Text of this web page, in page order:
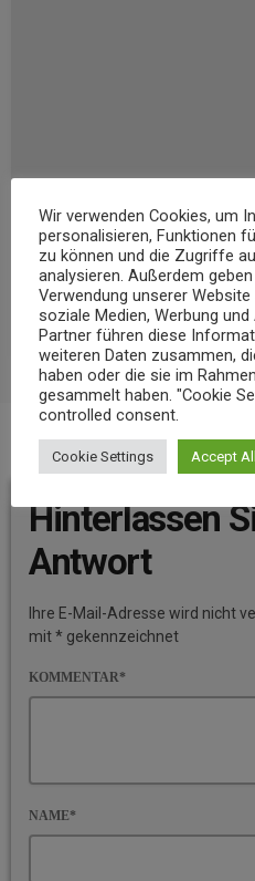
NEWS
Niedrigwasser belastet Gewässer
today 7. AUGUST 2026 9
BEITRAGS-KOMMENTARE (0)
Hinterlassen
Antwort
Ihre E-Mail-Adresse wird nicht
mit * gekennzeichnet
KOMMENTAR*
NAME*
Wir verwenden Cookies, um
personalisieren, Funktionen
zu können und die Zugriffe
analysieren. Außerdem
Verwendung unserer
soziale Medien, Werbung
Partner führen diese
weiteren Daten zusammen,
haben oder die sie im
gesammelt haben. "Cookie
controlled consent.
Cookie Settings Accept All